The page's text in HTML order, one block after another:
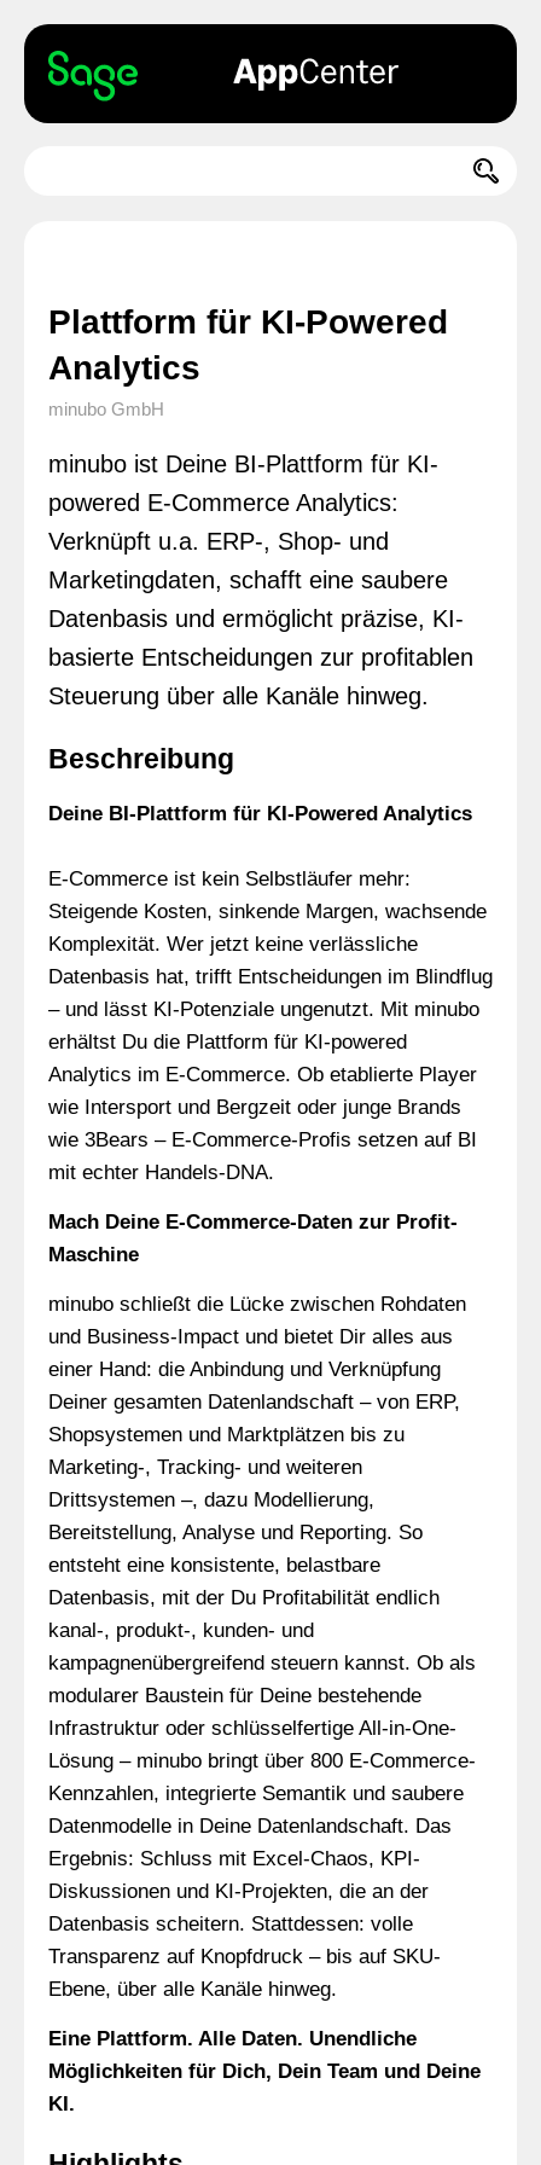
Plattform für KI-Powered
Analytics
minubo GmbH
minubo ist Deine BI-Plattform für KI-
powered E-Commerce Analytics:
Verknüpft u.a. ERP-, Shop- und
Marketingdaten, schafft eine saubere
Datenbasis und ermöglicht präzise, KI-
basierte Entscheidungen zur profitablen
Steuerung über alle Kanäle hinweg.
Beschreibung
Deine BI-Plattform für KI-Powered Analytics
E-Commerce ist kein Selbstläufer mehr:
Steigende Kosten, sinkende Margen, wachsende
Komplexität. Wer jetzt keine verlässliche
Datenbasis hat, trifft Entscheidungen im Blindflug
– und lässt KI-Potenziale ungenutzt. Mit minubo
erhältst Du die Plattform für KI-powered
Analytics im E-Commerce. Ob etablierte Player
wie Intersport und Bergzeit oder junge Brands
wie 3Bears – E-Commerce-Profis setzen auf BI
mit echter Handels-DNA.
Mach Deine E-Commerce-Daten zur Profit-
Maschine
minubo schließt die Lücke zwischen Rohdaten
und Business-Impact und bietet Dir alles aus
einer Hand: die Anbindung und Verknüpfung
Deiner gesamten Datenlandschaft – von ERP,
Shopsystemen und Marktplätzen bis zu
Marketing-, Tracking- und weiteren
Drittsystemen –, dazu Modellierung,
Bereitstellung, Analyse und Reporting. So
entsteht eine konsistente, belastbare
Datenbasis, mit der Du Profitabilität endlich
kanal-, produkt-, kunden- und
kampagnenübergreifend steuern kannst. Ob als
modularer Baustein für Deine bestehende
Infrastruktur oder schlüsselfertige All-in-One-
Lösung – minubo bringt über 800 E-Commerce-
Kennzahlen, integrierte Semantik und saubere
Datenmodelle in Deine Datenlandschaft. Das
Ergebnis: Schluss mit Excel-Chaos, KPI-
Diskussionen und KI-Projekten, die an der
Datenbasis scheitern. Stattdessen: volle
Transparenz auf Knopfdruck – bis auf SKU-
Ebene, über alle Kanäle hinweg.
Eine Plattform. Alle Daten. Unendliche
Möglichkeiten für Dich, Dein Team und Deine
KI.